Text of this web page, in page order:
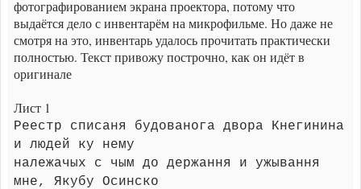
фотографированием экрана проектора, потому что
выдаётся дело с инвентарём на микрофильме. Но даже не
смотря на это, инвентарь удалось прочитать практически
полностью. Текст привожу построчно, как он идёт в
оригинале
Лист 1
Реестр списаня будованога двора Кнегинина
и людей ку нему
належачых с чым до держання и ужывання
мне, Якубу Осинско